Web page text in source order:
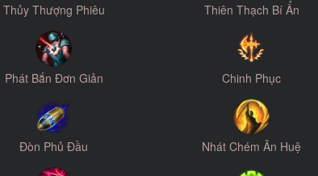
Thủy Thượng Phiêu Thiên Thạch Bí Ẩn
Phát Bắn Đơn Giản Chinh Phục
Đòn Phủ Đầu Nhát Chém Ân Huệ